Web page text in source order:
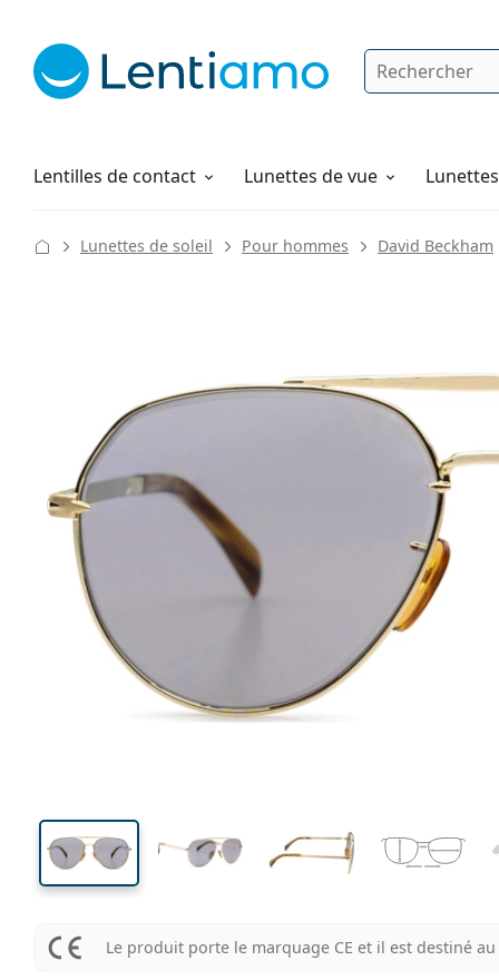
Rechercher
Lentilles de contact
Produits d'entretien Lunettes de vue
Comment commander
Lunettes de soleil Pour hommes David Beckham
147 mm
Largeur
Hauteur des verres
61 mm
Largeur des verres
Largeur
des verres
Le produit porte le marquage CE et il est destiné